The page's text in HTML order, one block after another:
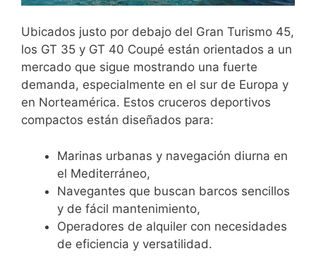
Ubicados justo por debajo del Gran Turismo 45,
los GT 35 y GT 40 Coupé están orientados a un
mercado que sigue mostrando una fuerte
demanda, especialmente en el sur de Europa y
en Norteamérica. Estos cruceros deportivos
compactos están diseñados para:
Marinas urbanas y navegación diurna en
el Mediterráneo,
Navegantes que buscan barcos sencillos
y de fácil mantenimiento,
Operadores de alquiler con necesidades
de eficiencia y versatilidad.